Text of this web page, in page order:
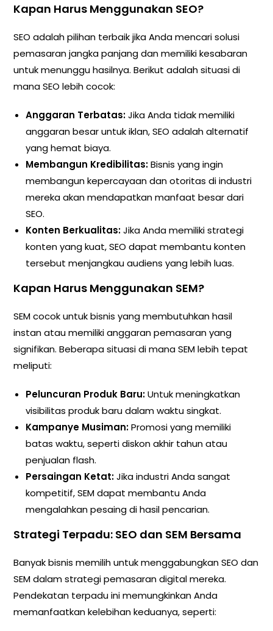
Kapan Harus Menggunakan SEO?
SEO adalah pilihan terbaik jika Anda mencari solusi
pemasaran jangka panjang dan memiliki kesabaran
untuk menunggu hasilnya. Berikut adalah situasi di
mana SEO lebih cocok:
Anggaran Terbatas:Jika Anda tidak memiliki
anggaran besar untuk iklan, SEO adalah alternatif
yang hemat biaya.
Membangun Kredibilitas:Bisnis yang ingin
membangun kepercayaan dan otoritas di industri
mereka akan mendapatkan manfaat besar dari
SEO.
Konten Berkualitas:Jika Anda memiliki strategi
konten yang kuat, SEO dapat membantu konten
tersebut menjangkau audiens yang lebih luas.
Kapan Harus Menggunakan SEM?
SEM cocok untuk bisnis yang membutuhkan hasil
instan atau memiliki anggaran pemasaran yang
signifikan. Beberapa situasi di mana SEM lebih tepat
meliputi:
Peluncuran Produk Baru:Untuk meningkatkan
visibilitas produk baru dalam waktu singkat.
Kampanye Musiman:Promosi yang memiliki
batas waktu, seperti diskon akhir tahun atau
penjualan flash.
Persaingan Ketat:Jika industri Anda sangat
kompetitif, SEM dapat membantu Anda
mengalahkan pesaing di hasil pencarian.
Strategi Terpadu: SEO dan SEM Bersama
Banyak bisnis memilih untuk menggabungkan SEO dan
SEM dalam strategi pemasaran digital mereka.
Pendekatan terpadu ini memungkinkan Anda
memanfaatkan kelebihan keduanya, seperti: